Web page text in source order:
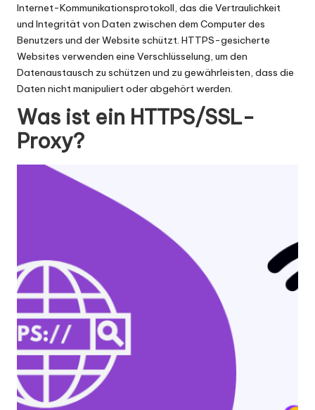
st
v
er
si
o
n
]
e
y
P
r
o
x
Internet-Kommunikationsprotokoll, das die Vertraulichkeit
und Integrität von Daten zwischen dem Computer des
Benutzers und der Website schützt. HTTPS-gesicherte
Websites verwenden eine Verschlüsselung, um den
Datenaustausch zu schützen und zu gewährleisten, dass die
Daten nicht manipuliert oder abgehört werden.
Was ist ein HTTPS/SSL-
Proxy?